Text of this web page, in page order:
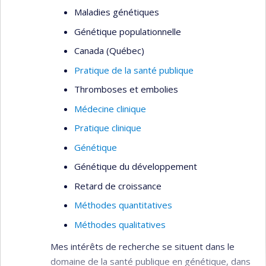
Maladies génétiques
Génétique populationnelle
Canada (Québec)
Pratique de la santé publique
Thromboses et embolies
Médecine clinique
Pratique clinique
Génétique
Génétique du développement
Retard de croissance
Méthodes quantitatives
Méthodes qualitatives
Mes intérêts de recherche se situent dans le
domaine de la santé publique en génétique, dans